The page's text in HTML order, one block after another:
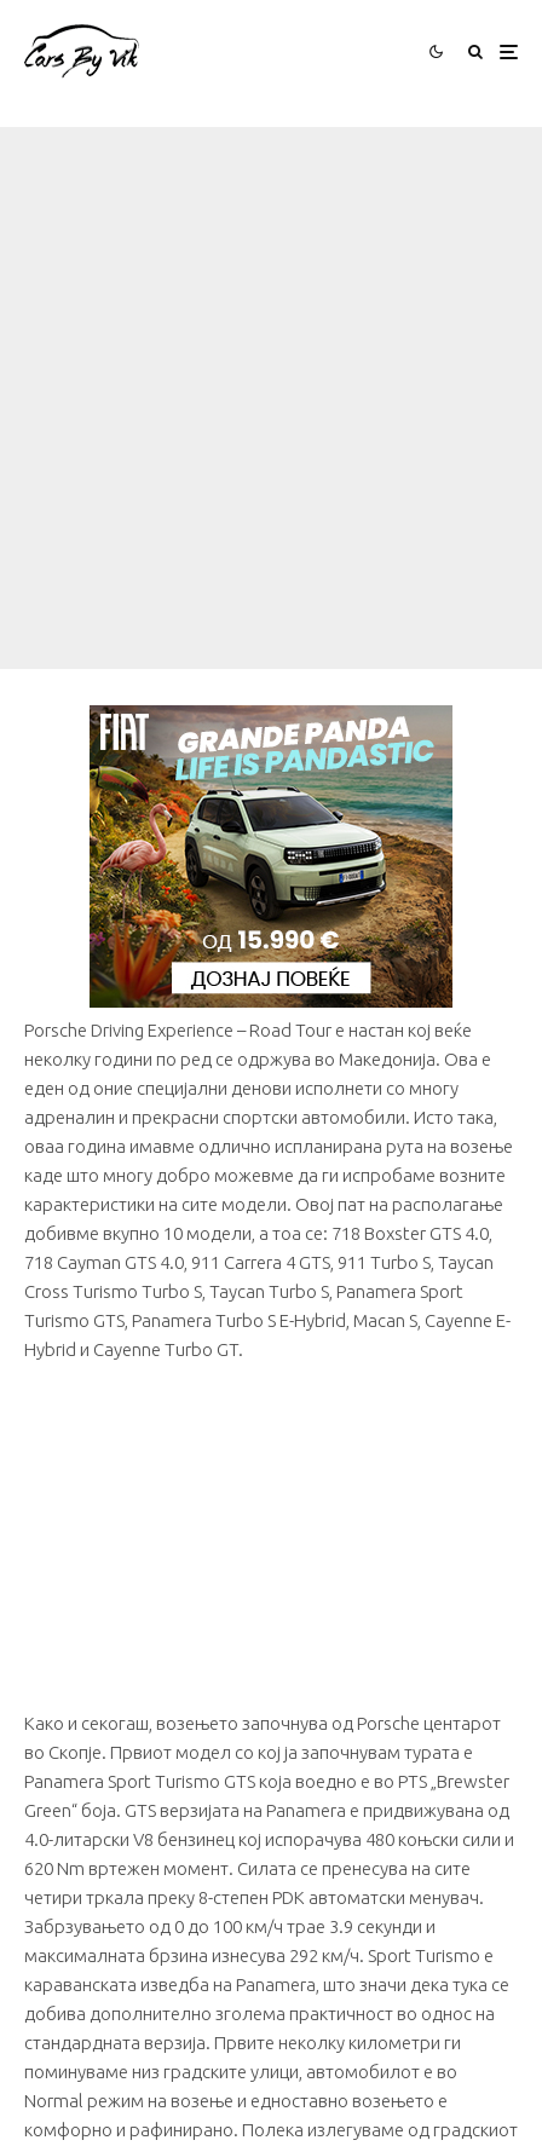
Porsche Driving Experience – Road Tour е настан кој веќе
неколку години по ред се одржува во Македонија. Ова е
еден од оние специјални денови исполнети со многу
адреналин и прекрасни спортски автомобили. Исто така,
оваа година имавме одличнo испланирана рута на возење
каде што многу добро можевме да ги испробаме возните
карактеристики на сите модели. Овој пат на располагање
добивме вкупно 10 модели, а тоа се: 718 Boxster GTS 4.0,
718 Cayman GTS 4.0, 911 Carrera 4 GTS, 911 Turbo S, Taycan
Cross Turismo Turbo S, Taycan Turbo S, Panamera Sport
Turismo GTS, Panamera Turbo S E-Hybrid, Macan S, Cayenne E-
Hybrid и Cayenne Turbo GT.
Како и секогаш, возењето започнува од Porsche центарот
во Скопје. Првиот модел со кој ја започнувам турата е
Panamera Sport Turismo GTS која воедно е во PTS „Brewster
Green“ боја. GTS верзијата на Panamera е придвижувана од
4.0-литарски V8 бензинец кој испорачува 480 коњски сили и
620 Nm вртежен момент. Силата се пренесува на сите
четири тркала преку 8-степен PDK автоматски менувач.
Забрзувањето од 0 до 100 км/ч трае 3.9 секунди и
максималната брзина изнесува 292 км/ч. Sport Turismo е
караванската изведба на Panamera, што значи дека тука се
добива дополнително зголема практичност во однос на
стандардната верзија. Првите неколку километри ги
поминуваме низ градските улици, автомобилот е во
Normal режим на возење и едноставно возењето е
комфорно и рафинирано. Полека излегуваме од градскиот